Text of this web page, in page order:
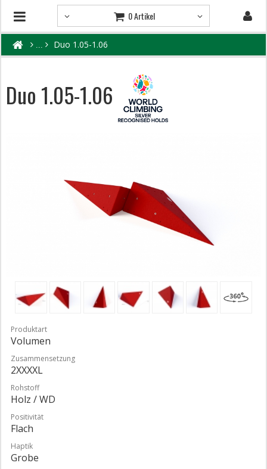
0 Artikel
Duo 1.05-1.06
Duo 1.05-1.06
Produktart
Volumen
Zusammensetzung
2XXXXL
Rohstoff
Holz / WD
Positivität
Flach
Haptik
Grobe